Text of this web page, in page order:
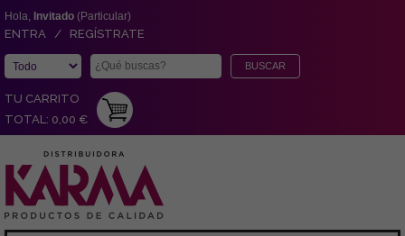
Hola, Invitado (Particular)
ENTRA / REGÍSTRATE
TU CARRITO
TOTAL: 0,00 €